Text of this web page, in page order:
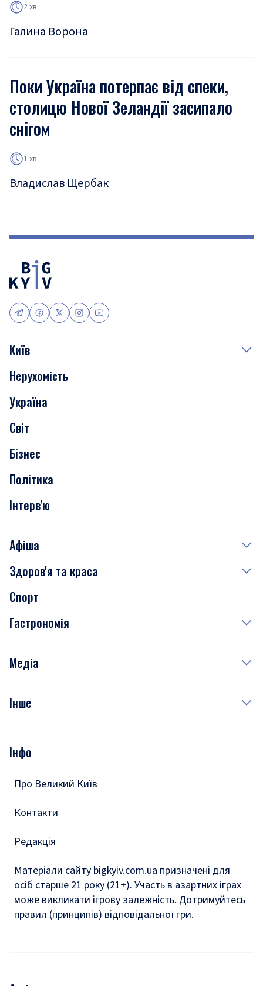
2 хв
Галина Ворона
Поки Україна потерпає від спеки,
столицю Нової Зеландії засипало
снігом
1 хв
Владислав Щербак
Київ
Події
Скандали
Нерухомість
Транспорт
Нерухомість
Україна
Світ
Бізнес
Політика
Інтерв'ю
Афіша
Сьогодні
Завтра
Субота
Здоров'я та краса
Медицина
Краса
Спорт
Гастрономія
Рецепти
Медіа
Фото
Подкасти
Інше
Тести
Інфо
Про Великий Київ
Контакти
Редакція
Матеріали сайту bigkyiv.com.ua призначені для
осіб старше 21 року (21+). Участь в азартних іграх
може викликати ігрову залежність. Дотримуйтесь
правил (принципів) відповідальної гри.